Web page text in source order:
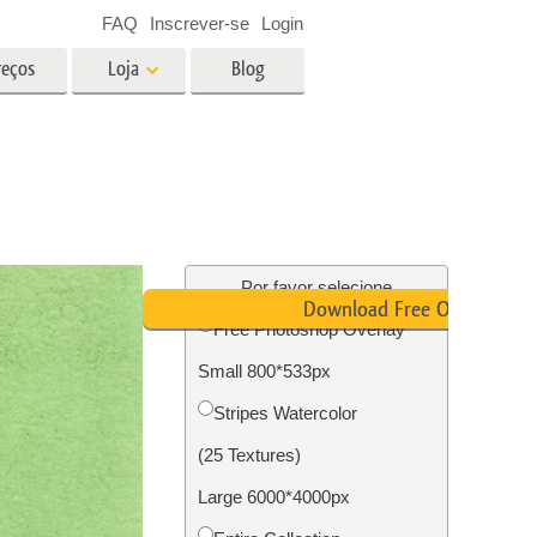
de
Foto Restauração Serviços
Loja Blog
FAQ Inscrever-se Login
Por favor selecione
Free Photoshop Overlay
Small 800*533px
Stripes Watercolor
(25 Textures)
Large 6000*4000px
Download Free Overlay